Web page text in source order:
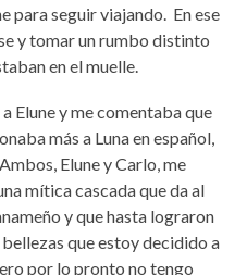
para seguir viajando. En ese
y tomar un rumbo distinto
en el muelle.
Elune y me comentaba que
más a Luna en español,
Elune y Carlo, me
mítica cascada que da al
y que hasta lograron
que estoy decidido a
por lo pronto no tengo